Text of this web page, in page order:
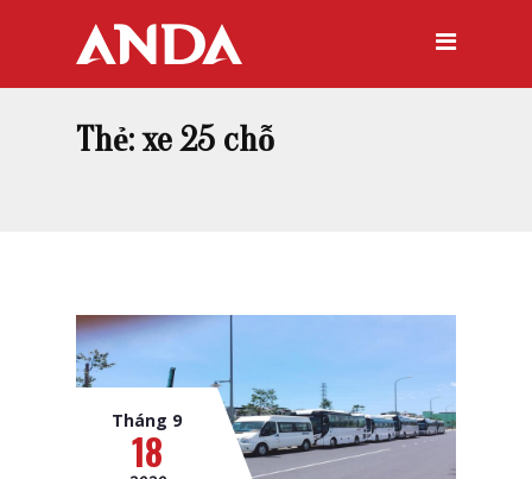
Thẻ:xe 25 chỗ
Tháng 9
18